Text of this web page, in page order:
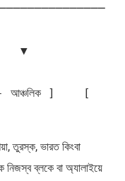
তুরস্ক, ভারত কিংবা
নিজস্ব ব্লকে বা অ্যালাইয়ে